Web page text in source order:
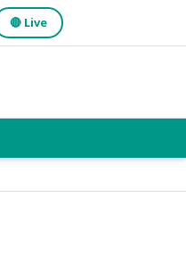
🔴 Live